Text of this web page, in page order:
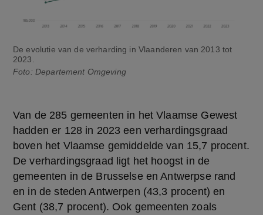
De evolutie van de verharding in Vlaanderen van 2013 tot
2023.
Foto: Departement Omgeving
Van de 285 gemeenten in het Vlaamse Gewest
hadden er 128 in 2023 een verhardingsgraad
boven het Vlaamse gemiddelde van 15,7 procent.
De verhardingsgraad ligt het hoogst in de
gemeenten in de Brusselse en Antwerpse rand
en in de steden Antwerpen (43,3 procent) en
Gent (38,7 procent). Ook gemeenten zoals